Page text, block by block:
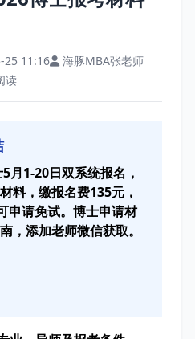
25 11:16
海豚MBA张老师
读
月1-20日双系统报名，
料，缴报名费135元，
申请免试。博士申请材
，添加老师微信获取。